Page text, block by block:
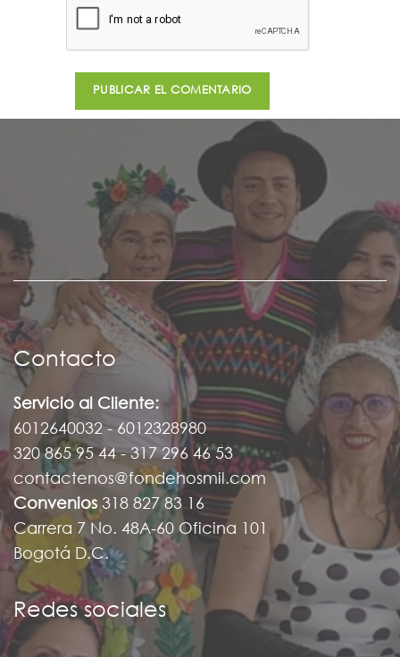
Contacto
Servicio al Cliente:
6012640032 - 6012328980
320 865 95 44 - 317 296 46 53
contactenos@fondehosmil.com
Convenios 318 827 83 16
Carrera 7 No. 48A-60 Oficina 101
Bogotá D.C.
Redes sociales